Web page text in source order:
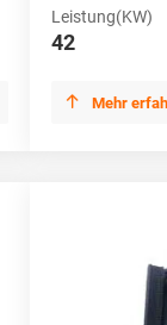
Leistung(KW)
42
 Mehr